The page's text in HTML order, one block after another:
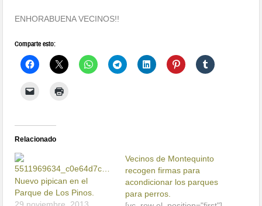
ENHORABUENA VECINOS!!
Comparte esto:
Relacionado
Nuevo pipican en el
Parque de Los Pinos.
Vecinos de Montequinto
recogen firmas para
acondicionar los parques
para perros.